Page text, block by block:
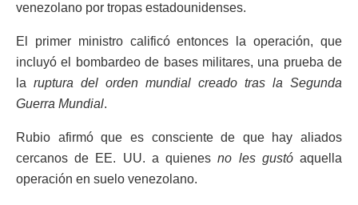
venezolano por tropas estadounidenses.
El primer ministro calificó entonces la operación, que
incluyó el bombardeo de bases militares, una prueba de
la ruptura del orden mundial creado tras la Segunda
Guerra Mundial.
Rubio afirmó que es consciente de que hay aliados
cercanos de EE. UU. a quienesno les gustóaquella
operación en suelo venezolano.